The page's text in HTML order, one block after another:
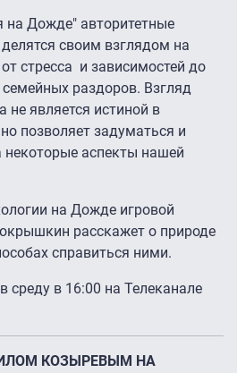
на Дожде" авторитетные
своим взглядом на
стресса и зависимостей до
раздоров. Взгляд
не является истиной в
позволяет задуматься и
некоторые аспекты нашей
на Дожде игровой
расскажет о природе
справиться ними.
среду в 16:00 на Телеканале
КОЗЫРЕВЫМ НА